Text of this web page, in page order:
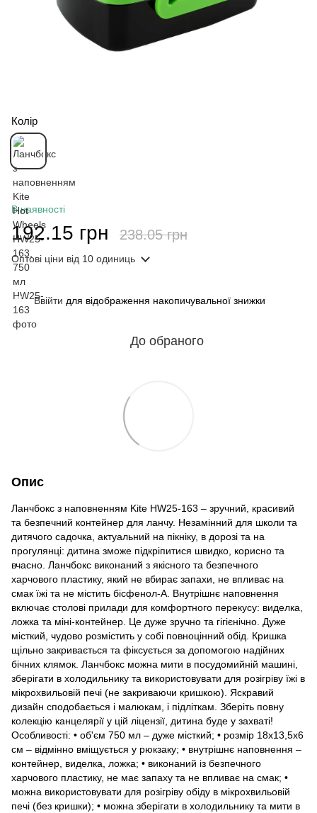
Колір
В наявності
192.15 грн 238.05 грн
Оптові ціни від 10 одиниць
% Ввійти для відображення накопичувальної знижки
До обраного
Опис
Ланчбокс з наповненням Kite HW25-163 – зручний, красивий
та безпечний контейнер для ланчу. Незамінний для школи та
дитячого садочка, актуальний на пікніку, в дорозі та на
прогулянці: дитина зможе підкріпитися швидко, корисно та
вчасно. Ланчбокс виконаний з якісного та безпечного
харчового пластику, який не вбирає запахи, не впливає на
смак їжі та не містить бісфенол-А. Внутрішнє наповнення
включає столові прилади для комфортного перекусу: виделка,
ложка та міні-контейнер. Це дуже зручно та гігієнічно. Дуже
місткий, чудово розмістить у собі повноцінний обід. Кришка
щільно закривається та фіксується за допомогою надійних
бічних клямок. Ланчбокс можна мити в посудомийній машині,
зберігати в холодильнику та використовувати для розігріву їжі в
мікрохвильовій печі (не закриваючи кришкою). Яскравий
дизайн сподобається і малюкам, і підліткам. Зберіть повну
колекцію канцелярії у цій ліцензії, дитина буде у захваті!
Особливості: • об'єм 750 мл – дуже місткий; • розмір 18х13,5х6
см – відмінно вміщується у рюкзаку; • внутрішнє наповнення –
контейнер, виделка, ложка; • виконаний із безпечного
харчового пластику, не має запаху та не впливає на смак; •
можна використовувати для розігріву обіду в мікрохвильовій
печі (без кришки); • можна зберігати в холодильнику та мити в